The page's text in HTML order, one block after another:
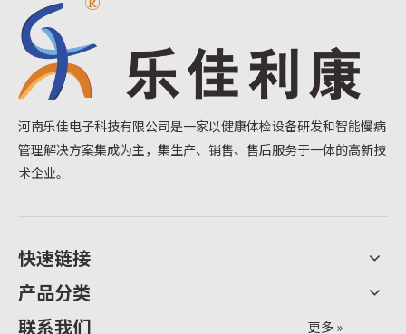
河南乐佳电子科技有限公司是一家以健康体检设备研发和智能慢病
管理解决方案集成为主，集生产、销售、售后服务于一体的高新技
术企业。
快速链接
产品分类
联系我们
更多 »